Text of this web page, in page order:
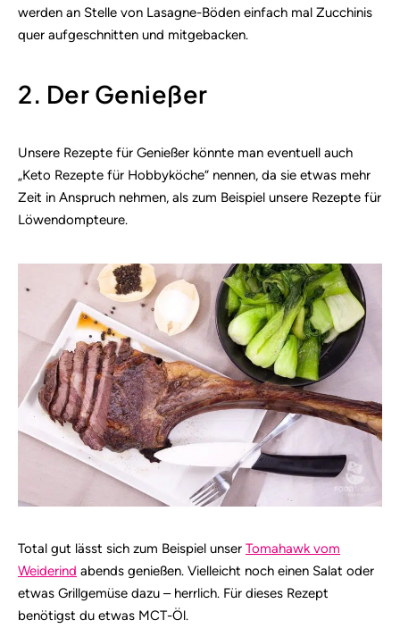
werden an Stelle von Lasagne-Böden einfach mal Zucchinis
quer aufgeschnitten und mitgebacken.
2. Der Genießer
Unsere Rezepte für Genießer könnte man eventuell auch
„Keto Rezepte für Hobbyköche“ nennen, da sie etwas mehr
Zeit in Anspruch nehmen, als zum Beispiel unsere Rezepte für
Löwendompteure.
Total gut lässt sich zum Beispiel unser Tomahawk vom
Weiderind abends genießen. Vielleicht noch einen Salat oder
etwas Grillgemüse dazu – herrlich. Für dieses Rezept
benötigst du etwas MCT-Öl.